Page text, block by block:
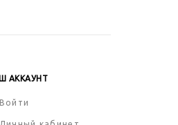
АККАУНТ
Войти